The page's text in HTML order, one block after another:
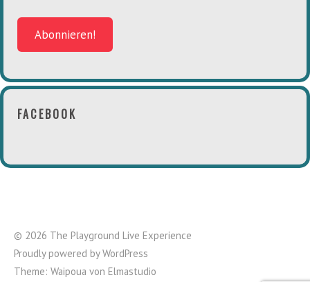
FACEBOOK
© 2026 The Playground Live Experience
Proudly powered byWordPress
Theme: Waipoua von Elmastudio